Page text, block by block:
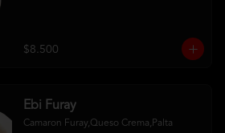
$8.500
Ebi Furay
Camaron Furay,Queso Crema,Palta